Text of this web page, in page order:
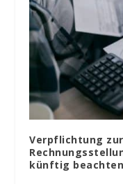
Verpflichtung
künftig